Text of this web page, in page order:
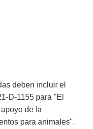
deben incluir el
D-1155 para "El
de la
para animales".